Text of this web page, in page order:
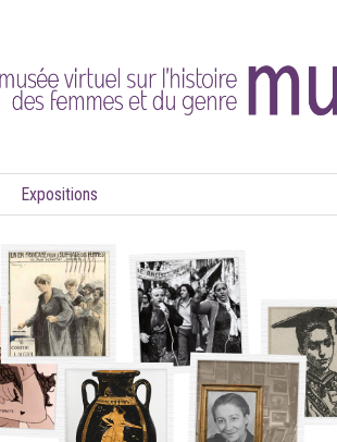
Expositions